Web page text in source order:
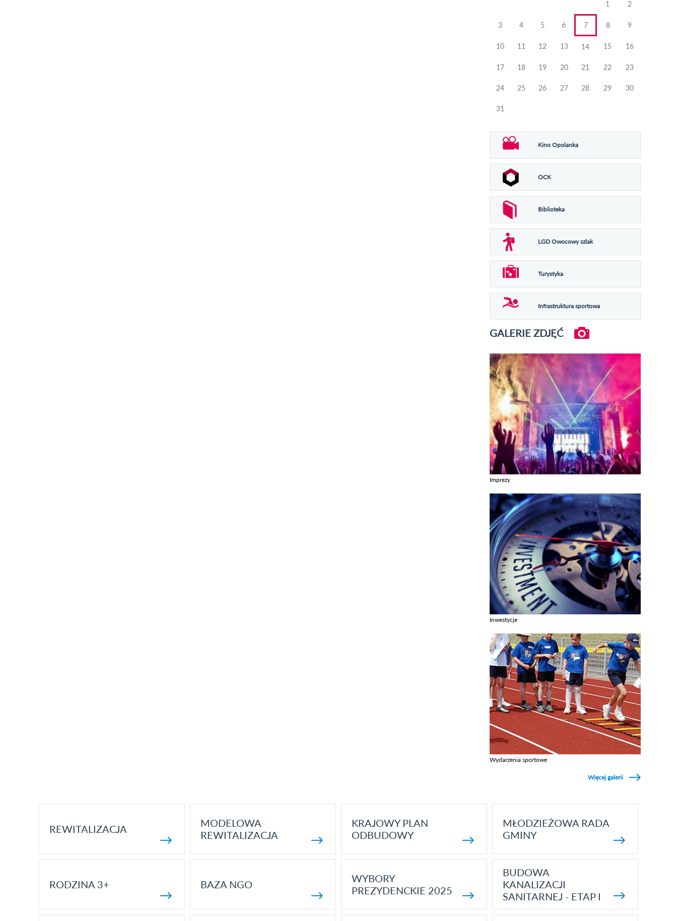
1 2
3 4 5 6 7 8 9
10 11 12 13 14 15 16
17 18 19 20 21 22 23
24 25 26 27 28 29 30
31
Kino Opolanka
OCK
Biblioteka
LGD Owocowy szlak
Turystyka
Infrastruktura sportowa
GALERIE ZDJĘĆ
Imprezy
Inwestycje
Wydarzenia sportowe
Więcej galerii
REWITALIZACJA
MODELOWA
REWITALIZACJA
KRAJOWY PLAN
ODBUDOWY
MŁODZIEŻOWA RADA
GMINY
RODZINA 3+ BAZA NGO
WYBORY
PREZYDENCKIE 2025
BUDOWA
KANALIZACJI
SANITARNEJ - ETAP I